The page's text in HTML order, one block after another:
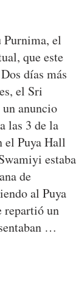
Purnima, el
que este
días más
el Sri
anuncio
las 3 de la
el Puya Hall
estaba
de
al Puya
repartió un
…